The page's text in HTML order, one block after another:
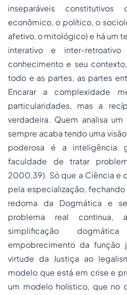
inseparáveis
econômico, o político, o
afetivo, o mitológico) e há um
interativo e inter-
conhecimento e seu
todo e as partes, as partes
Encarar a complexidade
particularidades, mas a
verdadeira. Quem analisa
sempre acaba tendo uma
poderosa é a inteligência
faculdade de tratar
2000,39). Só que a Ciência e
pela especialização,
redoma da Dogmática e
problema real
simplificação
empobrecimento da função
virtude da Justiça ao
modelo que está em crise e
um modelo holístico, que no